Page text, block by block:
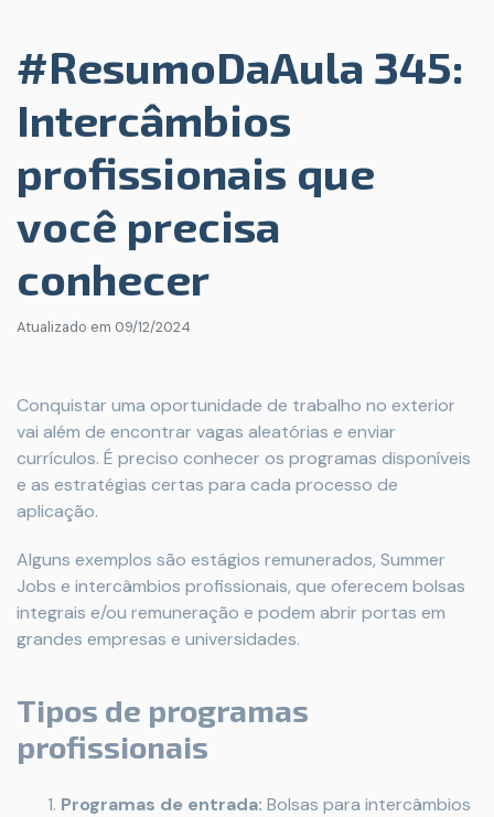
#ResumoDaAula 345:
Intercâmbios
profissionais que
você precisa
conhecer
Atualizado em 09/12/2024
Conquistar uma oportunidade de trabalho no exterior
vai além de encontrar vagas aleatórias e enviar
currículos. É preciso conhecer os programas disponíveis
e as estratégias certas para cada processo de
aplicação.
Alguns exemplos são estágios remunerados, Summer
Jobs e intercâmbios profissionais, que oferecem bolsas
integrais e/ou remuneração e podem abrir portas em
grandes empresas e universidades.
Tipos de programas
profissionais
Programas de entrada: Bolsas para intercâmbios